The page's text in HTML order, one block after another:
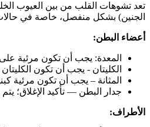
تعد تشوهات القلب من بين العيوب
الجنين) بشكل منفصل، خاصة في
أعضاء البطن:
المعدة: يجب أن تكون مرئية
الكليتان - يجب أن تكون
المثانة – يجب أن تكون مرئية
جدار البطن — تأكيد الإغلاق؛
الأطراف: